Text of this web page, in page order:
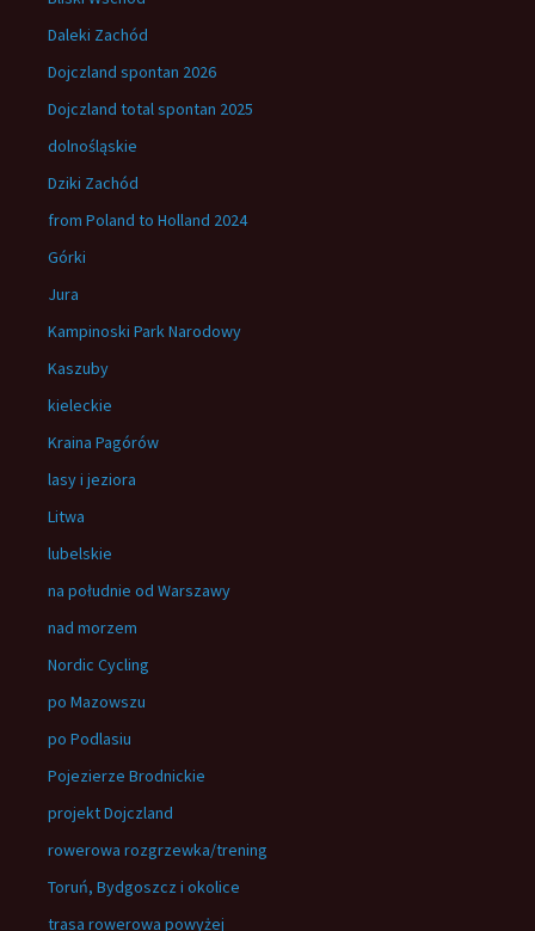
Daleki Zachód
Dojczland spontan 2026
Dojczland total spontan 2025
dolnośląskie
Dziki Zachód
from Poland to Holland 2024
Górki
Jura
Kampinoski Park Narodowy
Kaszuby
kieleckie
Kraina Pagórów
lasy i jeziora
Litwa
lubelskie
na południe od Warszawy
nad morzem
Nordic Cycling
po Mazowszu
po Podlasiu
Pojezierze Brodnickie
projekt Dojczland
rowerowa rozgrzewka/trening
Toruń, Bydgoszcz i okolice
trasa rowerowa powyżej